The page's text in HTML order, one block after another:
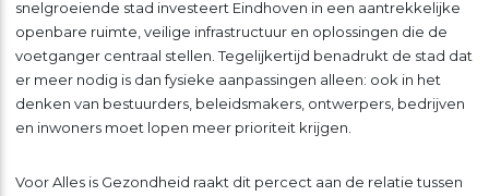
snelgroeiende stad investeert Eindhoven in een aantrekkelijke
openbare ruimte, veilige infrastructuur en oplossingen die de
voetganger centraal stellen. Tegelijkertijd benadrukt de stad dat
er meer nodig is dan fysieke aanpassingen alleen: ook in het
denken van bestuurders, beleidsmakers, ontwerpers, bedrijven
en inwoners moet lopen meer prioriteit krijgen.
Voor Alles is Gezondheid raakt dit percect aan de relatie tussen